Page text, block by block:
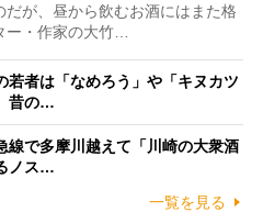
が、昼から飲むお酒にはまた格
・作家の大竹…
若者は「なめろう」や「キヌカツ
昔の…
線で多摩川越えて「川崎の大衆酒
ノス…
一覧を見る